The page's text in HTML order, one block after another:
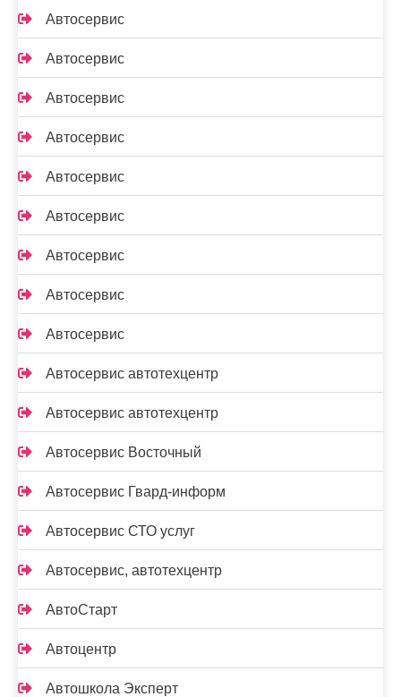
Автосервис
Автосервис
Автосервис
Автосервис
Автосервис
Автосервис
Автосервис
Автосервис
Автосервис
Автосервис автотехцентр
Автосервис автотехцентр
Автосервис Восточный
Автосервис Гвард-информ
Автосервис СТО услуг
Автосервис, автотехцентр
АвтоСтарт
Автоцентр
Автошкола Эксперт